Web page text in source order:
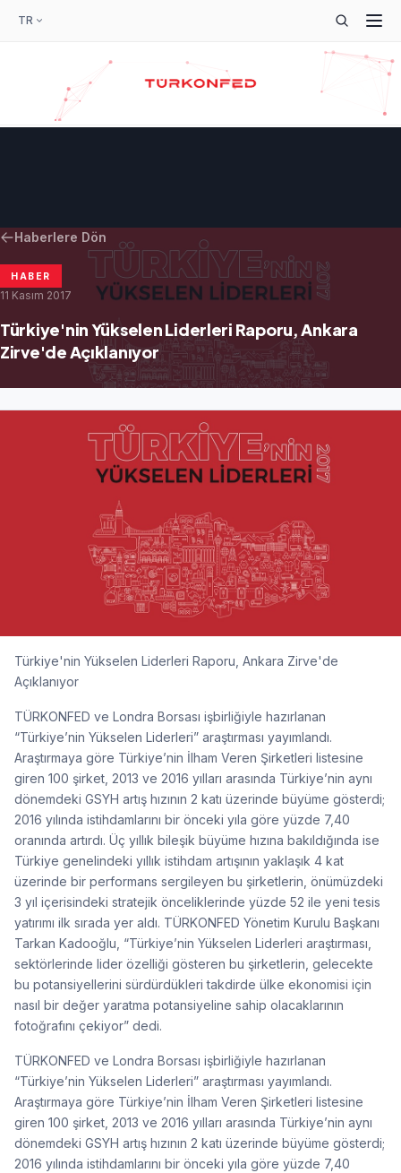
TR
Haberlere Dön
HABER
11 Kasım 2017
Türkiye'nin Yükselen Liderleri Raporu, Ankara
Zirve'de Açıklanıyor
Türkiye'nin Yükselen Liderleri Raporu, Ankara Zirve'de
Açıklanıyor
TÜRKONFED ve Londra Borsası işbirliğiyle hazırlanan
“Türkiye’nin Yükselen Liderleri” araştırması yayımlandı.
Araştırmaya göre Türkiye’nin İlham Veren Şirketleri listesine
giren 100 şirket, 2013 ve 2016 yılları arasında Türkiye’nin aynı
dönemdeki GSYH artış hızının 2 katı üzerinde büyüme gösterdi;
2016 yılında istihdamlarını bir önceki yıla göre yüzde 7,40
oranında artırdı. Üç yıllık bileşik büyüme hızına bakıldığında ise
Türkiye genelindeki yıllık istihdam artışının yaklaşık 4 kat
üzerinde bir performans sergileyen bu şirketlerin, önümüzdeki
3 yıl içerisindeki stratejik önceliklerinde yüzde 52 ile yeni tesis
yatırımı ilk sırada yer aldı. TÜRKONFED Yönetim Kurulu Başkanı
Tarkan Kadooğlu, “Türkiye’nin Yükselen Liderleri araştırması,
sektörlerinde lider özelliği gösteren bu şirketlerin, gelecekte
bu potansiyellerini sürdürdükleri takdirde ülke ekonomisi için
nasıl bir değer yaratma potansiyeline sahip olacaklarının
fotoğrafını çekiyor” dedi.
TÜRKONFED ve Londra Borsası işbirliğiyle hazırlanan
“Türkiye’nin Yükselen Liderleri” araştırması yayımlandı.
Araştırmaya göre Türkiye’nin İlham Veren Şirketleri listesine
giren 100 şirket, 2013 ve 2016 yılları arasında Türkiye’nin aynı
dönemdeki GSYH artış hızının 2 katı üzerinde büyüme gösterdi;
2016 yılında istihdamlarını bir önceki yıla göre yüzde 7,40